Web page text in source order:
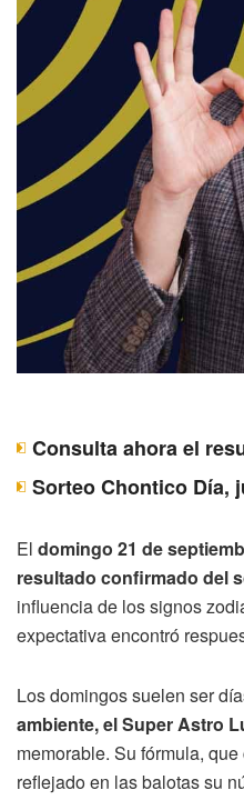
Consulta ahora el
Sorteo Chontico Día,
El domingo 21 de
resultado confirmado del
influencia de los signos
expectativa encontró
Los domingos suelen ser
ambiente, el Super Astro
memorable. Su fórmula,
reflejado en las balotas su